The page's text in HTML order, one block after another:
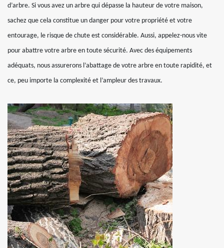
d’arbre. Si vous avez un arbre qui dépasse la hauteur de votre maison,
sachez que cela constitue un danger pour votre propriété et votre
entourage, le risque de chute est considérable. Aussi, appelez-nous vite
pour abattre votre arbre en toute sécurité. Avec des équipements
adéquats, nous assurerons l’abattage de votre arbre en toute rapidité, et
ce, peu importe la complexité et l’ampleur des travaux.